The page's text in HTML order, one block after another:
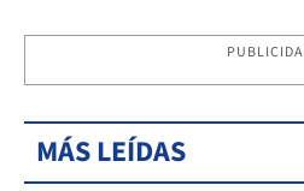
MÁS LEÍDAS